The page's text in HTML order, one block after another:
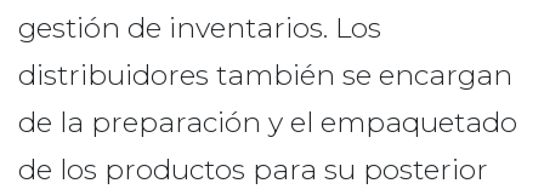
gestión de inventarios. Los
distribuidores también se encargan
de la preparación y el empaquetado
de los productos para su posterior